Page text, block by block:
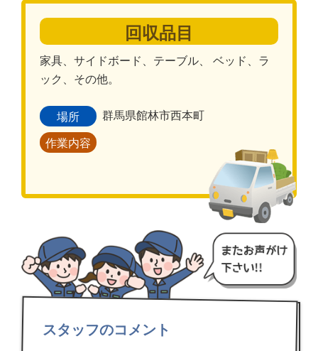
回収品目
家具、サイドボード、テーブル、 ベッド、ラ
ック、その他。
場所 群馬県館林市西本町
作業内容
スタッフのコメント